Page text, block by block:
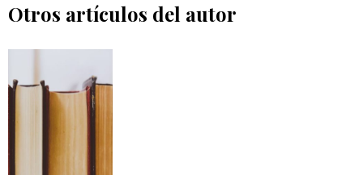
Otros artículos del autor